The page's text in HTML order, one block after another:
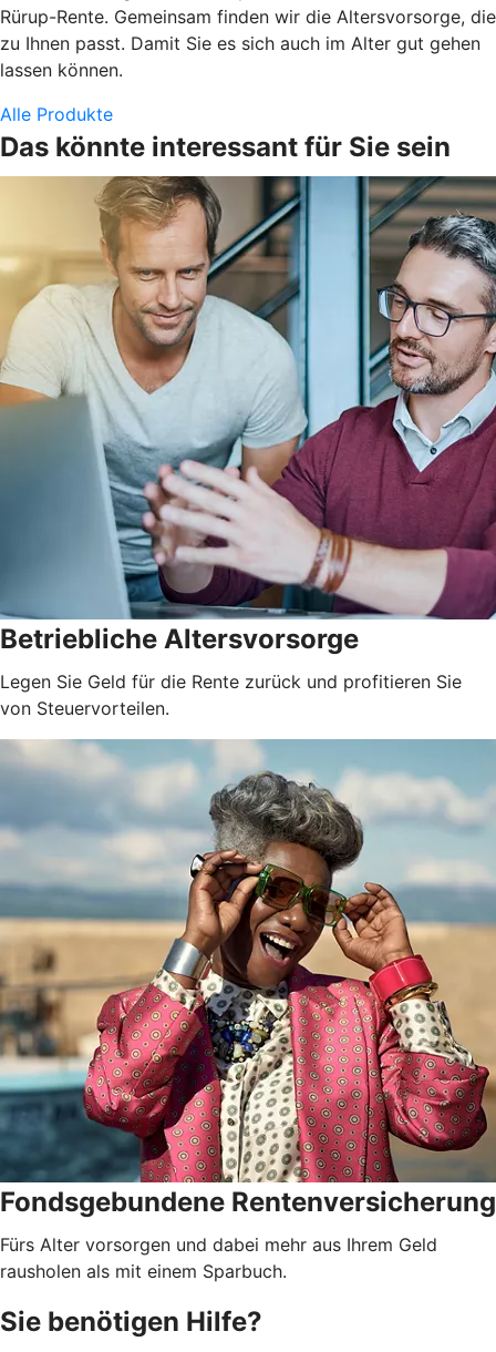
Rürup-Rente. Gemeinsam finden wir die Altersvorsorge, die
zu Ihnen passt. Damit Sie es sich auch im Alter gut gehen
lassen können.
Alle Produkte
Das könnte interessant für Sie sein
Betriebliche Altersvorsorge
Legen Sie Geld für die Rente zurück und profitieren Sie
von Steuervorteilen.
Fondsgebundene Rentenversicherung
Fürs Alter vorsorgen und dabei mehr aus Ihrem Geld
rausholen als mit einem Sparbuch.
Sie benötigen Hilfe?